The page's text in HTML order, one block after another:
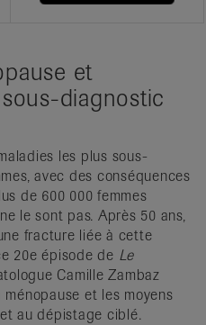
et
diagnostic
les plus sous-
avec des conséquences
de 600 000 femmes
le sont pas. Après 50 ans,
fracture liée à cette
20e épisode de Le
Camille Zambaz
et les moyens
au dépistage ciblé.